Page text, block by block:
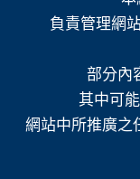
負責管理網
部分內
其中可
網站中所推廣之